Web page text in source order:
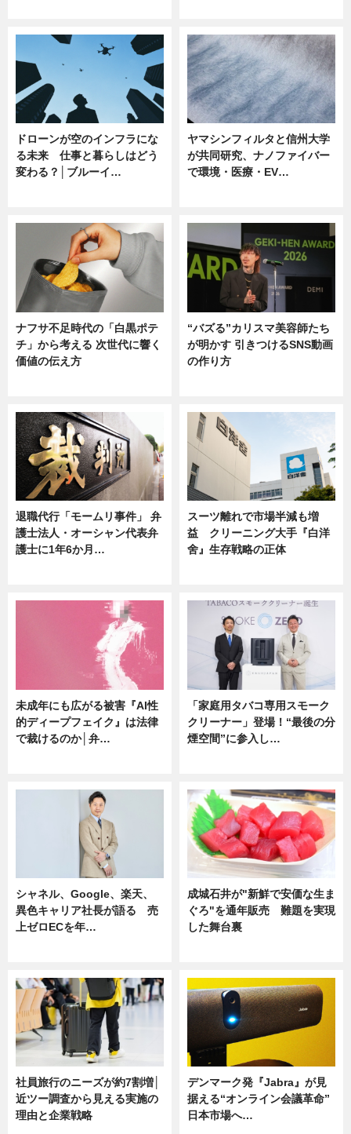
ドローンが空のインフラにな
る未来 仕事と暮らしはどう
変わる？│ブルーイ…
ヤマシンフィルタと信州大学
が共同研究、ナノファイバー
で環境・医療・EV…
ナフサ不足時代の「白黒ポテ
チ」から考える 次世代に響く
価値の伝え方
“バズる”カリスマ美容師たち
が明かす 引きつけるSNS動画
の作り方
退職代行「モームリ事件」 弁
護士法人・オーシャン代表弁
護士に1年6か月…
スーツ離れで市場半減も増
益 クリーニング大手『白洋
舍』生存戦略の正体
未成年にも広がる被害『AI性
的ディープフェイク』は法律
で裁けるのか│弁…
「家庭用タバコ専用スモーク
クリーナー」登場！“最後の分
煙空間”に参入し…
シャネル、Google、楽天、
異色キャリア社長が語る 売
上ゼロECを年…
成城石井が"新鮮で安価な生ま
ぐろ"を通年販売 難題を実現
した舞台裏
社員旅行のニーズが約7割増│
近ツー調査から見える実施の
理由と企業戦略
デンマーク発『Jabra』が見
据える“オンライン会議革命”
日本市場へ…